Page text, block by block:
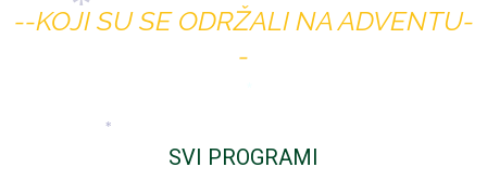
--KOJI SU SE ODRŽALI NA ADVENTU-
-
SVI PROGRAMI
*